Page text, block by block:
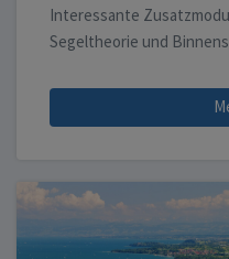
Interessante
Segeltheorie und